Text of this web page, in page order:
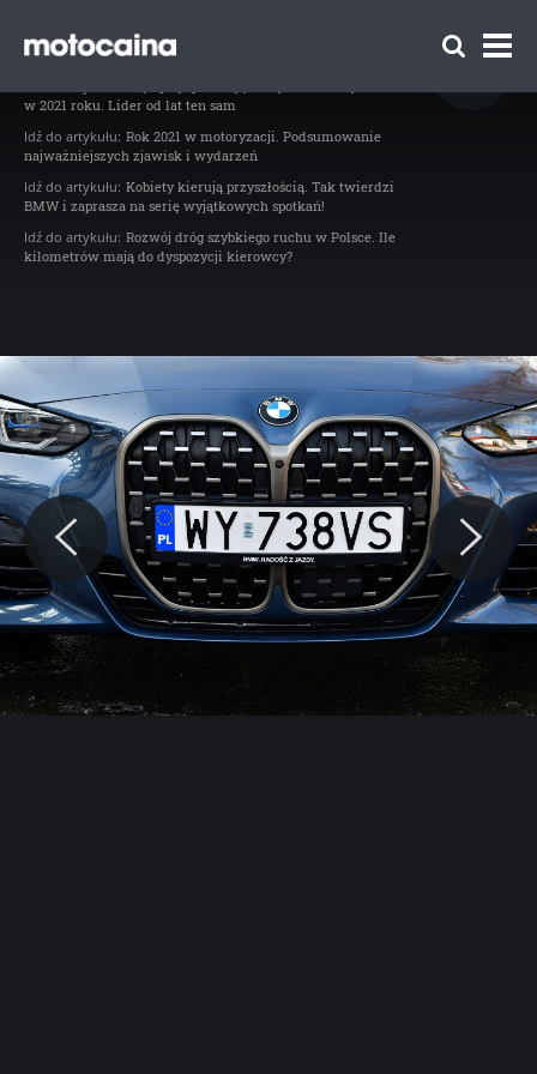
Test BMW M440i xDrive – wszystko może,
nic nie musi - zdjęcie 19
w 2021 roku. Lider od lat ten sam
Idź do artykułu: Rok 2021 w motoryzacji. Podsumowanie
najważniejszych zjawisk i wydarzeń
Idź do artykułu: Kobiety kierują przyszłością. Tak twierdzi
BMW i zaprasza na serię wyjątkowych spotkań!
Idź do artykułu: Rozwój dróg szybkiego ruchu w Polsce. Ile
kilometrów mają do dyspozycji kierowcy?
Zespół Motocaina
Polityka prywatności
Reklama
Kontakt
© Motocaina.pl All rights reserved.